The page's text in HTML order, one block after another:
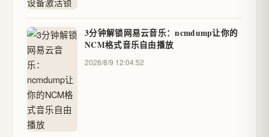
3分钟解锁网易云音乐：ncmdump让你的
NCM格式音乐自由播放
2026/8/9 12:04:52